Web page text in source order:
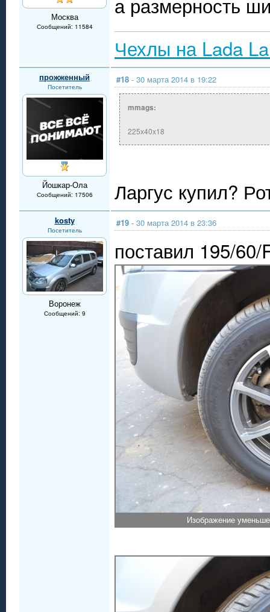
Москва
Сообщений: 11584
Чехлы на Lada
прожженный
Посетитель
Йошкар-Ола
Сообщений: 17506
#18 - 30 марта 2014 в 19:22
mmags:
225х40х18
Ларгус купил?
kosty
Посетитель
Воронеж
Сообщений: 9
#19 - 30 марта 2014 в 23:36
поставил 195/60/
Изображение